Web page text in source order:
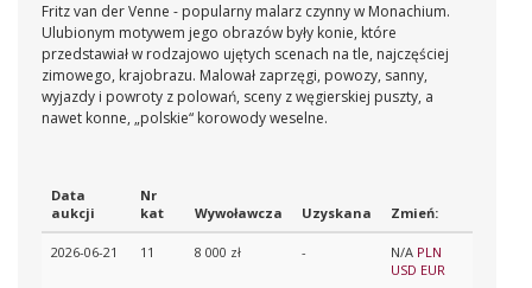
Fritz van der Venne - popularny malarz czynny w Monachium.
Ulubionym motywem jego obrazów były konie, które
przedstawiał w rodzajowo ujętych scenach na tle, najczęściej
zimowego, krajobrazu. Malował zaprzęgi, powozy, sanny,
wyjazdy i powroty z polowań, sceny z węgierskiej puszty, a
nawet konne, „polskie“ korowody weselne.
Data
aukcji
Nr
kat
Wywoławcza Uzyskana Zmień:
2026-06-21 11 8 000 zł - N/A PLN
USD EUR